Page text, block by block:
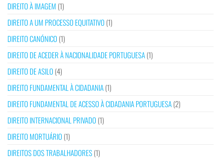
DIREITO À IMAGEM (1)
DIREITO A UM PROCESSO EQUITATIVO (1)
DIREITO CANÓNICO (1)
DIREITO DE ACEDER À NACIONALIDADE PORTUGUESA(1)
DIREITO DE ASILO (4)
DIREITO FUNDAMENTAL À CIDADANIA(1)
DIREITO FUNDAMENTAL DE ACESSO À CIDADANIA PORTUGUESA(2)
DIREITO INTERNACIONAL PRIVADO (1)
DIREITO MORTUÁRIO (1)
DIREITOS DOS TRABALHADORES(1)